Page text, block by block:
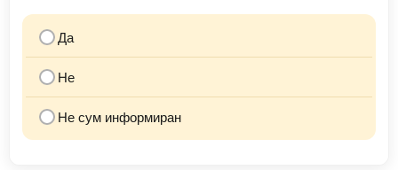
Да
Не
Не сум информиран